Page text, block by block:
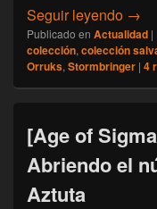
Seguir leyendo →
Publicado en Actualidad |
colección, colección
Orruks, Stormbringer | 4
[Age of
Abriendo el
Aztuta